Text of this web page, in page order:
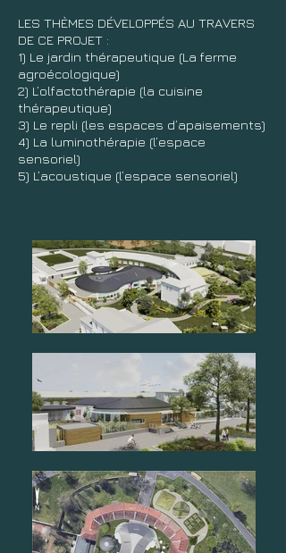
LES THÈMES DÉVELOPPÉS AU TRAVERS
DE CE PROJET :
1) Le jardin thérapeutique (La ferme
agroécologique)
2) L’olfactothérapie (la cuisine
thérapeutique)
3) Le repli (les espaces d’apaisements)
4) La luminothérapie (l’espace
sensoriel)
5) L’acoustique (l’espace sensoriel)